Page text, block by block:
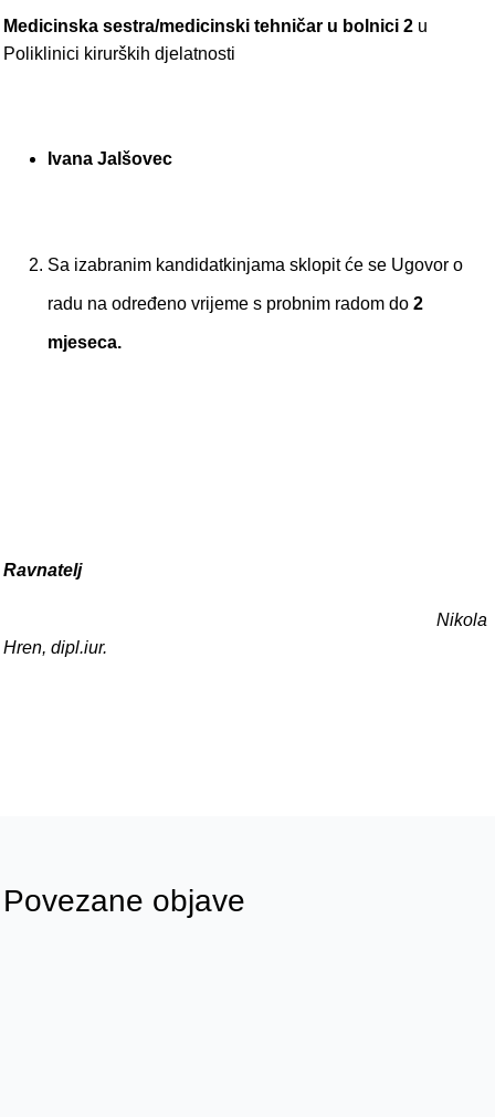
Medicinska sestra/medicinski tehničar u bolnici 2 u
Poliklinici kirurških djelatnosti
Ivana Jalšovec
Sa izabranim kandidatkinjama sklopit će se Ugovor o
radu na određeno vrijeme s probnim radom do 2
mjeseca.
Ravnatelj
Nikola
Hren, dipl.iur.
Povezane objave